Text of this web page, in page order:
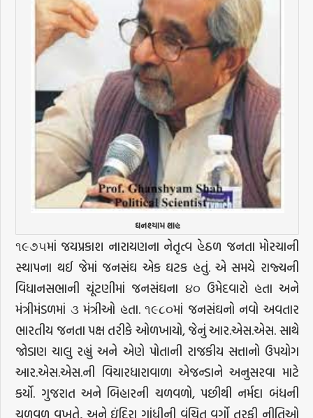
ઘનશ્યામ શાહ
૧૯૭૫માં જયપ્રકાશ નારાયણના નેતૃત્વ હેઠળ જનતા મોરચાની
સ્થાપના થઈ જેમાં જનસંઘ એક ઘટક હતું. એ સમયે રાજ્યની
વિધાનસભાની ચૂંટણીમાં જનસંઘના ૪૦ ઉમેદવારો હતા અને
મંત્રીમંડળમાં ૩ મંત્રીઓ હતા. ૧૯૮૦માં જનસંઘનો નવો અવતાર
ભારતીય જનતા પક્ષ તરીકે ઓળખાયો, જેનું આર.એસ.એસ. સાથે
જોડાણ ચાલુ રહ્યું અને એણે પોતાની રાજકીય સત્તાનો ઉપયોગ
આર.એસ.એસ.ની વિચારધારાવાળા એજન્ડાને અનુસરવા માટે
કર્યો. ગુજરાત અને બિહારની ચળવળો, પછીથી નર્મદા બંધની
ચળવળ વખતે, અને ઇંદિરા ગાંધીની વંચિત વર્ગો તરફી નીતિઓ